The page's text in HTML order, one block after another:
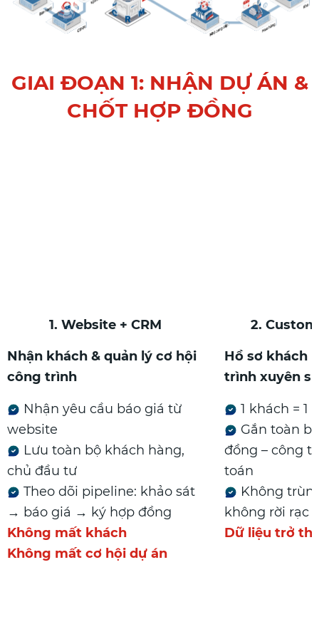
GIAI ĐOẠN 1: NHẬN DỰ ÁN &
CHỐT HỢP ĐỒNG
1. Website + CRM
Nhận khách & quản lý cơ hội
công trình
Nhận yêu cầu báo giá từ
website
Lưu toàn bộ khách hàng,
chủ đầu tư
Theo dõi pipeline: khảo sát
→ báo giá → ký hợp đồng
Không mất khách
Không mất cơ hội dự án
2.
Hồ sơ khách
trình xuyên
1 khách = 1
Gắn toàn
đồng – công
toán
Không
không rời rạc
Dữ liệu trở